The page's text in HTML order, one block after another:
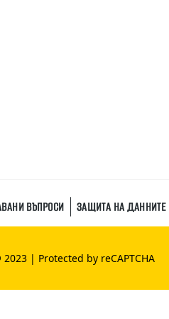
ВЪПРОСИ ЗАЩИТА НА ДАННИТЕ
| Protected by reCAPTCHA